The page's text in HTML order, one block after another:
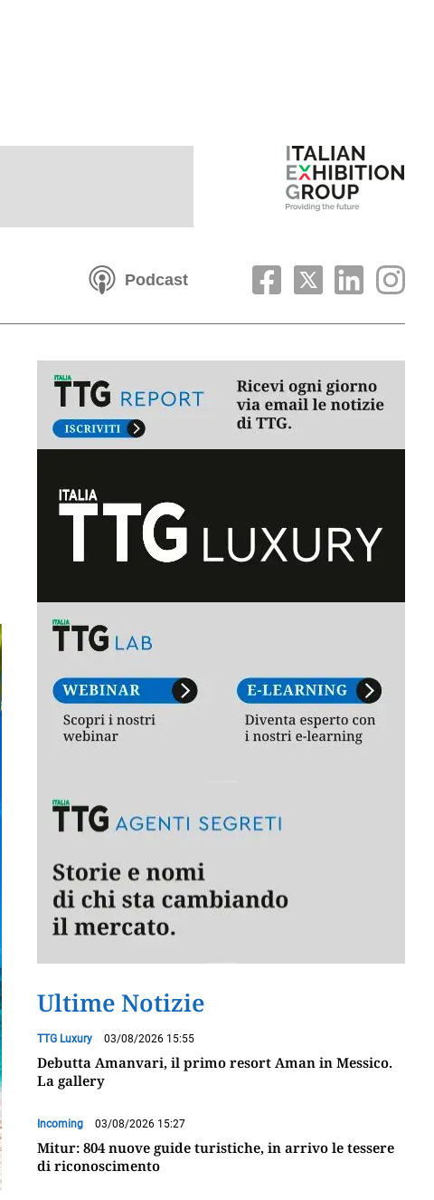
Podcast
Ultime Notizie
TTG Luxury 03/08/2026 15:55
Debutta Amanvari, il primo resort Aman in Messico.
La gallery
Incoming 03/08/2026 15:27
Mitur: 804 nuove guide turistiche, in arrivo le tessere
di riconoscimento